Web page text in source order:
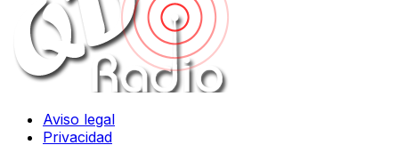
Aviso legal
Privacidad